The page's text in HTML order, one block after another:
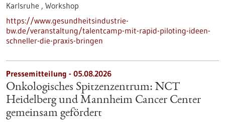
Karlsruhe , Workshop
https://www.gesundheitsindustrie-
bw.de/veranstaltung/talentcamp-mit-rapid-piloting-ideen-
schneller-die-praxis-bringen
Pressemitteilung - 05.08.2026
Onkologisches Spitzenzentrum: NCT
Heidelberg und Mannheim Cancer Center
gemeinsam gefördert